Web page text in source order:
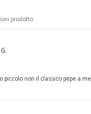
prodotto
piccolo non il classico pepe a